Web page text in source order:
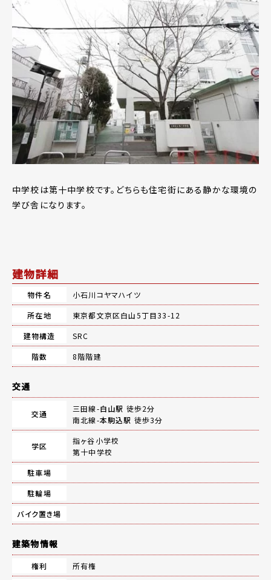
中学校は第十中学校です。どちらも住宅街にある静かな環境の
学び舎になります。
建物詳細
物件名
小石川コヤマハイツ
所在地
東京都文京区白山5丁目33-12
建物構造
SRC
階数
8階階建
交通
交通
三田線-白山駅 徒歩2分
南北線-本駒込駅 徒歩3分
学区
指ヶ谷小学校
第十中学校
駐車場
駐輪場
バイク置き場
建築物情報
権利
所有権